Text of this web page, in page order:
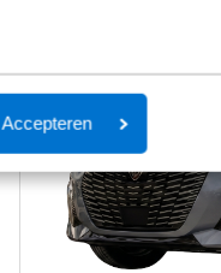
Accepteren